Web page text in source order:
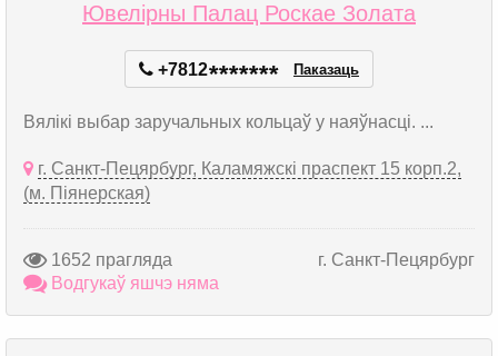
Ювелірны Палац Роскае Золата
+7812******* Паказаць
Вялікі выбар заручальных кольцаў у наяўнасці. ...
г. Санкт-Пецярбург, Каламяжскі праспект 15 корп.2,
(м. Піянерская)
1652 прагляда
г. Санкт-Пецярбург
Водгукаў яшчэ няма